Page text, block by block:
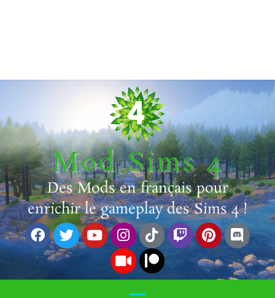
Mod Sims 4
Des Mods en français pour
enrichir le gameplay des Sims 4 !